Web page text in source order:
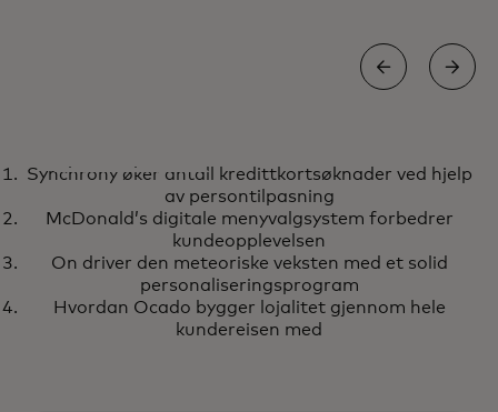
Synchrony øker antall
kredittkortsøknader ved hjelp av
persontilpasning
Finn ut meropens in a new tab
Synchrony øker antall kredittkortsøknader ved hjelp
av persontilpasning
McDonald’s digitale menyvalgsystem forbedrer
kundeopplevelsen
On driver den meteoriske veksten med et solid
personaliseringsprogram
Hvordan Ocado bygger lojalitet gjennom hele
kundereisen med